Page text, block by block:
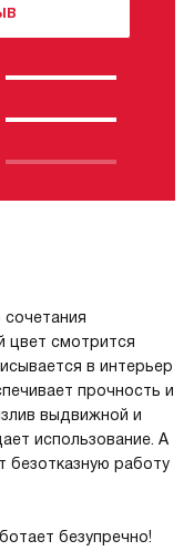
цвет смотрится
в интерьер
прочность и
выдвижной и
использование. А
безотказную работу
безупречно!